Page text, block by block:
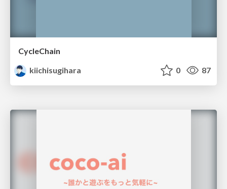
CycleChain
kiichisugihara
0 87